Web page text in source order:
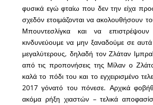
φυσικά εγώ φταίω που δεν την είχα
σχεδόν ετοιμάζονται να ακολουθήσουν
Μπουντεσλίγκα και να
κινδυνεύουμε να μην ξαναδούμε σε
μεγαλύτερους, δηλαδή τον Ζλάταν
από τις προπονήσεις της Μίλαν ο
καλά το πόδι του και το εγχειρισμένο
2017 γόνατό του πόνεσε. Αρχικά
ακόμα ρήξη χιαστών – τελικά